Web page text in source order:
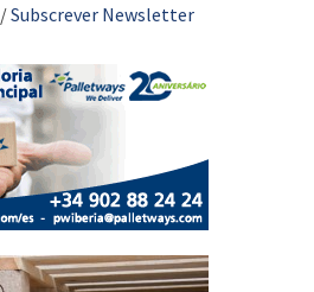
/Subscrever Newsletter